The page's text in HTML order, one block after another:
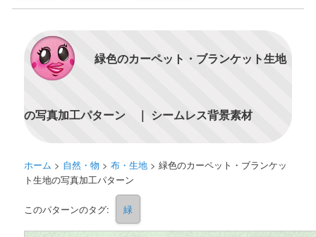
緑色のカーペット・ブランケット生地
の写真加工パターン ｜ シームレス背景素材
ホーム > 自然・物 >布・生地 >緑色のカーペット・ブランケッ
ト生地の写真加工パターン
このパターンのタグ: 緑